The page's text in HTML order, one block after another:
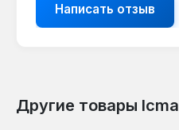
Написать отзыв
Другие товары Icma